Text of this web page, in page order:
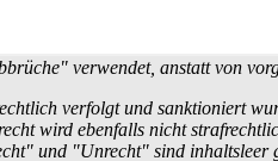
verwendet, anstatt von
verfolgt und sanktioniert
wird ebenfalls nicht
und "Unrecht" sind